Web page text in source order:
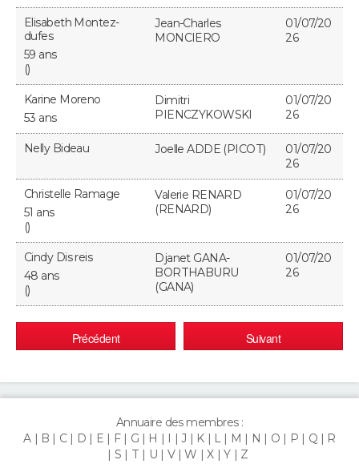
Elisabeth Montez-
dufes
59 ans
()
Jean-Charles
MONCIERO
01/07/20
26
Karine Moreno
53 ans
Dimitri
PIENCZYKOWSKI
01/07/20
26
Nelly Bideau Joelle ADDE (PICOT)
01/07/20
26
Christelle Ramage
51 ans
()
Valerie RENARD
(RENARD)
01/07/20
26
Cindy Dis reis
48 ans
()
Djanet GANA-
BORTHABURU
(GANA)
01/07/20
26
Précédent Suivant
Annuaire des membres :
A
B C D E F G H I J K L M N O P Q
R
S
T U V W X Y Z